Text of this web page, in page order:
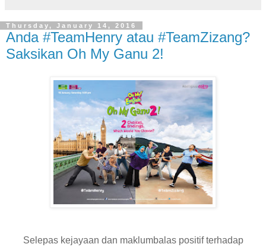
Thursday, January 14, 2016
Anda #TeamHenry atau #TeamZizang?
Saksikan Oh My Ganu 2!
Selepas kejayaan dan maklumbalas positif terhadap